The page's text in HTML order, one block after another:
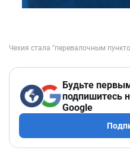
Будьте
подпишитесь
Google